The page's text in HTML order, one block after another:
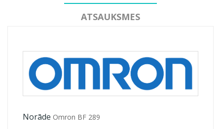
ATSAUKSMES
Norāde Omron BF 289